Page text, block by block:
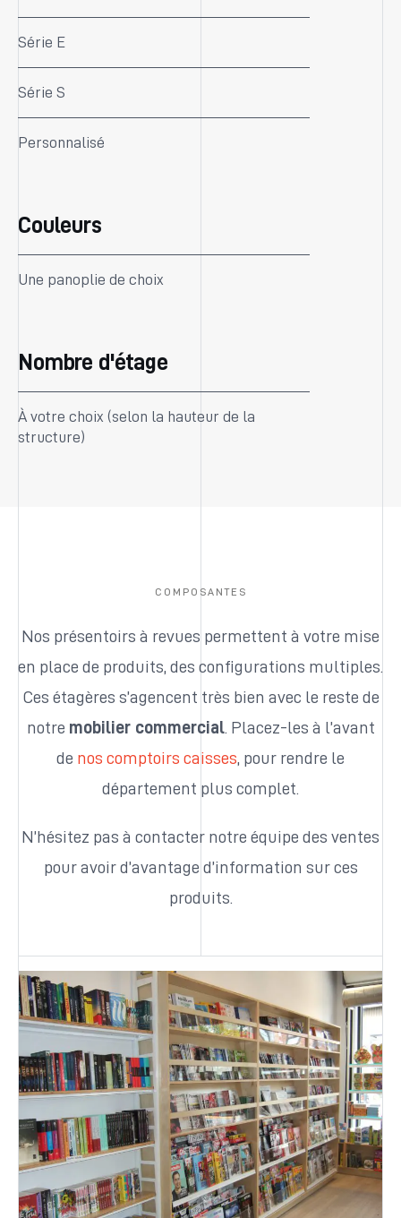
Série E
Série S
Personnalisé
Couleurs
Une panoplie de choix
Nombre d'étage
À votre choix (selon la hauteur de la
structure)
COMPOSANTES
Nos présentoirs à revues permettent à votre mise
en place de produits, des configurations multiples.
Ces étagères s’agencent très bien avec le reste de
notre mobilier commercial . Placez-les à l’avant
de nos comptoirs caisses , pour rendre le
département plus complet.
N’hésitez pas à contacter notre équipe des ventes
pour avoir d’avantage d’information sur ces
produits.